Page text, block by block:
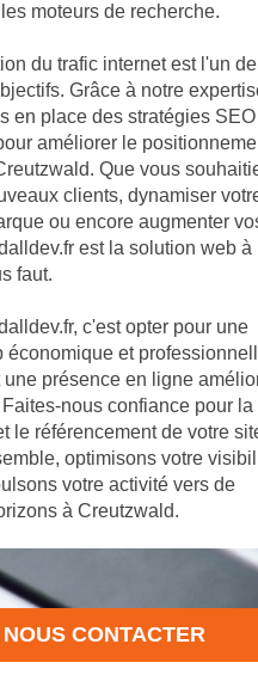
moteurs de recherche.
du trafic internet est l'un
Grâce à notre
en place des stratégies SEO
améliorer le
Que vous
clients, dynamiser
ou encore augmenter
est la solution web à
faut.
c'est opter pour une
économique et
présence en ligne
nous confiance pour la
le référencement de votre
optimisons votre
votre activité vers de
à Creutzwald.
NOUS CONTACTER